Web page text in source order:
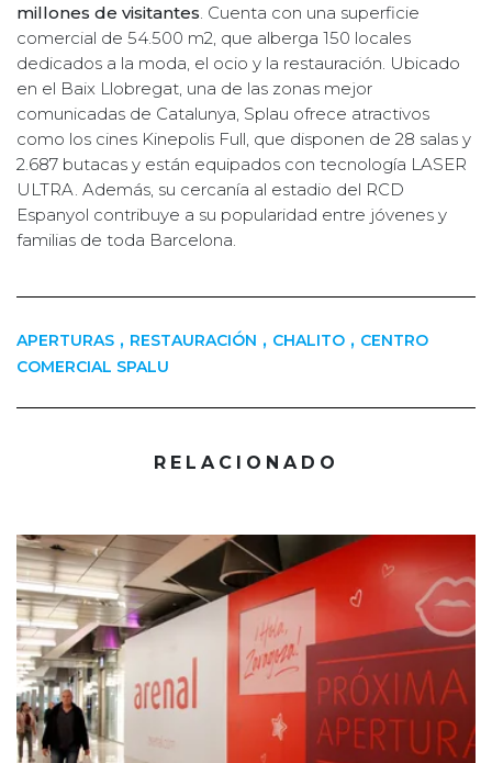
millones de visitantes. Cuenta con una superficie
comercial de 54.500 m2, que alberga 150 locales
dedicados a la moda, el ocio y la restauración. Ubicado
en el Baix Llobregat, una de las zonas mejor
comunicadas de Catalunya, Splau ofrece atractivos
como los cines Kinepolis Full, que disponen de 28 salas y
2.687 butacas y están equipados con tecnología LASER
ULTRA. Además, su cercanía al estadio del RCD
Espanyol contribuye a su popularidad entre jóvenes y
familias de toda Barcelona.
APERTURAS , RESTAURACIÓN , CHALITO , CENTRO
COMERCIAL SPALU
RELACIONADO